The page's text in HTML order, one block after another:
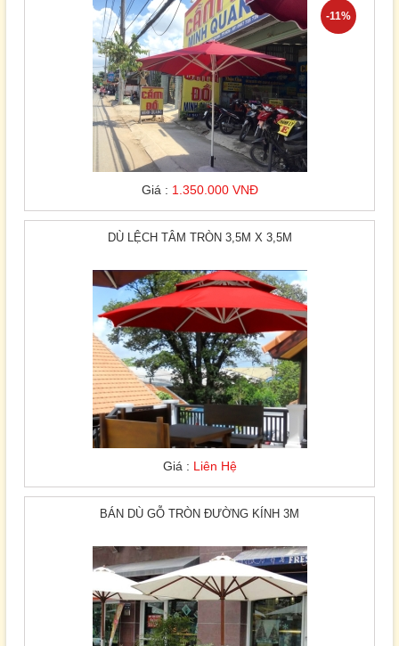
-11%
Giá : 1.350.000 VNĐ
DÙ LỆCH TÂM TRÒN 3,5M X 3,5M
Giá : Liên Hệ
BÁN DÙ GỖ TRÒN ĐƯỜNG KÍNH 3M